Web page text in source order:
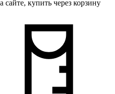
купить через корзину